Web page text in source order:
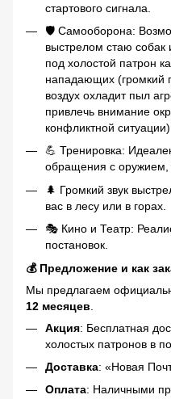
стартового сигнала.
🛡️ Самооборона:
выстрелом стаю собак
под холостой патрон
нападающих (громкий
воздух охладит пыл
привлечь внимание
конфликтной ситуации).
💪 Тренировка:
обращения с оружием,
🌲 Громкий звук
вас в лесу или в горах.
🎭 Кино и Театр:
постановок.
💰 Предложение и как
Мы предлагаем
12 месяцев
Акция: Бесплатная
холостых патронов в
Доставка: «Новая
Оплата: Наличными